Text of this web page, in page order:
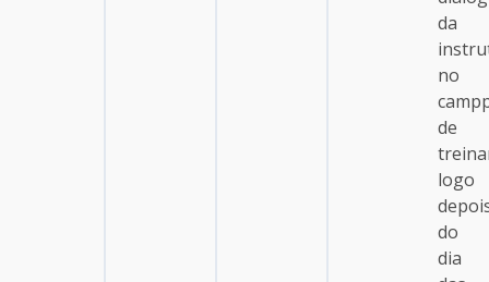
da
no
de
logo
do
dia